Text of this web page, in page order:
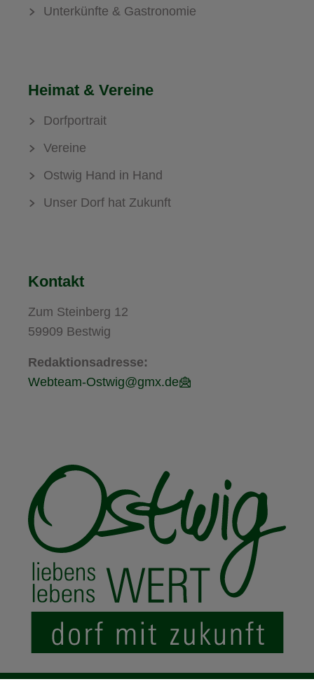
Unterkünfte & Gastronomie
Heimat & Vereine
Dorfportrait
Vereine
Ostwig Hand in Hand
Unser Dorf hat Zukunft
Kontakt
Zum Steinberg 12
59909 Bestwig
Redaktionsadresse:
Webteam-Ostwig@gmx.de